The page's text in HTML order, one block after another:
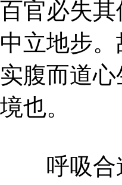
百官必失
中立地步
实腹而道
境也。
呼吸合